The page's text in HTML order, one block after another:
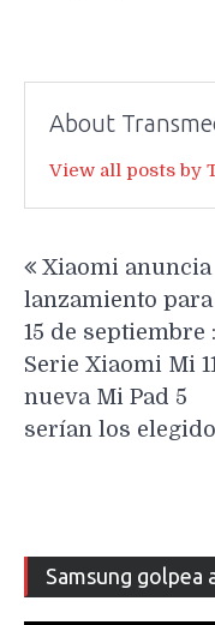
About
View all posts by
de
entradas
Xiaomi anuncia
lanzamiento para
15 de septiembre :
Serie Xiaomi Mi
nueva Mi Pad 5
serían los
Samsung golpea